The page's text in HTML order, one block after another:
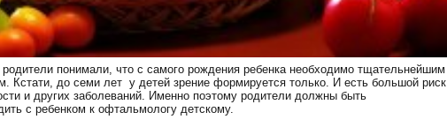
понимали, что с самого рождения ребенка необходимо тщательнейшим
Кстати, до семи лет у детей зрение формируется только. И есть большой риск
и других заболеваний. Именно поэтому родители должны быть
с ребенком к офтальмологу детскому.